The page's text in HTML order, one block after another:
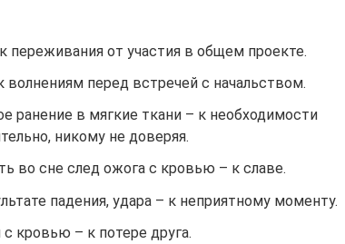
переживания от участия в общем проекте.
перед встречей с начальством.
ранение в мягкие ткани – к необходимости
никому не доверяя.
во сне след ожога с кровью – к славе.
падения, удара – к неприятному моменту.
кровью – к потере друга.